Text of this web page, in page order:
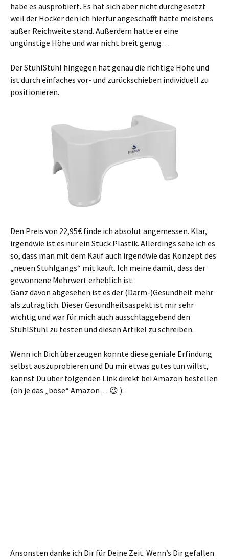
habe es ausprobiert. Es hat sich aber nicht durchgesetzt
weil der Hocker den ich hierfür angeschafft hatte meistens
außer Reichweite stand. Außerdem hatte er eine
ungünstige Höhe und war nicht breit genug…
Der StuhlStuhl hingegen hat genau die richtige Höhe und
ist durch einfaches vor- und zurückschieben individuell zu
positionieren.
Den Preis von 22,95€ finde ich absolut angemessen. Klar,
irgendwie ist es nur ein Stück Plastik. Allerdings sehe ich es
so, dass man mit dem Kauf auch irgendwie das Konzept des
„neuen Stuhlgangs“ mit kauft. Ich meine damit, dass der
gewonnene Mehrwert erheblich ist.
Ganz davon abgesehen ist es der (Darm-)Gesundheit mehr
als zuträglich. Dieser Gesundheitsaspekt ist mir sehr
wichtig und war für mich auch ausschlaggebend den
StuhlStuhl zu testen und diesen Artikel zu schreiben.
Wenn ich Dich überzeugen konnte diese geniale Erfindung
selbst auszuprobieren und Du mir etwas gutes tun willst,
kannst Du über folgenden Link direkt bei Amazon bestellen
(oh je das „böse“ Amazon… 😉 ):
Ansonsten danke ich Dir für Deine Zeit. Wenn’s Dir gefallen